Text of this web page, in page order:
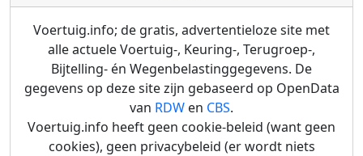
Voertuig.info; de gratis, advertentieloze site met
alle actuele Voertuig-, Keuring-, Terugroep-,
Bijtelling- én Wegenbelastinggegevens. De
gegevens op deze site zijn gebaseerd op OpenData
van RDW en CBS.
Voertuig.info heeft geen cookie-beleid (want geen
cookies), geen privacybeleid (er wordt niets